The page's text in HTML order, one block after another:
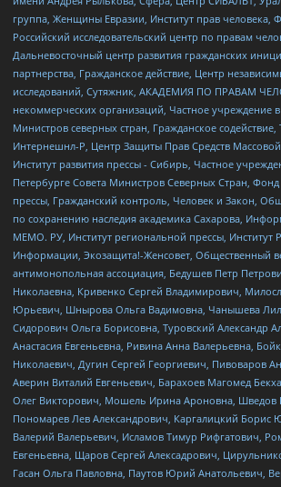
группа, Женщины Евразии, Институт прав человека,
Российский исследовательский центр по правам
Дальневосточный центр развития гражданских
партнерства, Гражданское действие, Центр
исследований, Сутяжник, АКАДЕМИЯ ПО ПРАВАМ
некоммерческих организаций, Частное учреждение
Министров северных стран, Гражданское содействие,
Интернешнл-Р, Центр Защиты Прав Средств
Институт развития прессы - Сибирь, Частное
Петербурге Совета Министров Северных Стран,
прессы, Гражданский контроль, Человек и Закон,
по сохранению наследия академика Сахарова,
МЕМО. РУ, Институт региональной прессы, Институт
Информации, Экозащита!-Женсовет, Общественный
антимонопольная ассоциация, Бедушев Петр
Николаевна, Кривенко Сергей Владимирович,
Юрьевич, Шнырова Ольга Вадимовна, Чанышева
Сидорович Ольга Борисовна, Туровский Александр
Анастасия Евгеньевна, Ривина Анна Валерьевна,
Николаевич, Дугин Сергей Георгиевич, Пивоваров
Аверин Виталий Евгеньевич, Барахоев Магомед
Олег Викторович, Мошель Ирина Ароновна, Шведов
Пономарев Лев Александрович, Каргалицкий Борис
Валерий Валерьевич, Исламов Тимур Рифгатович,
Евгеньевна, Щаров Сергей Алексадрович,
Гасан Ольга Павловна, Паутов Юрий Анатольевич,